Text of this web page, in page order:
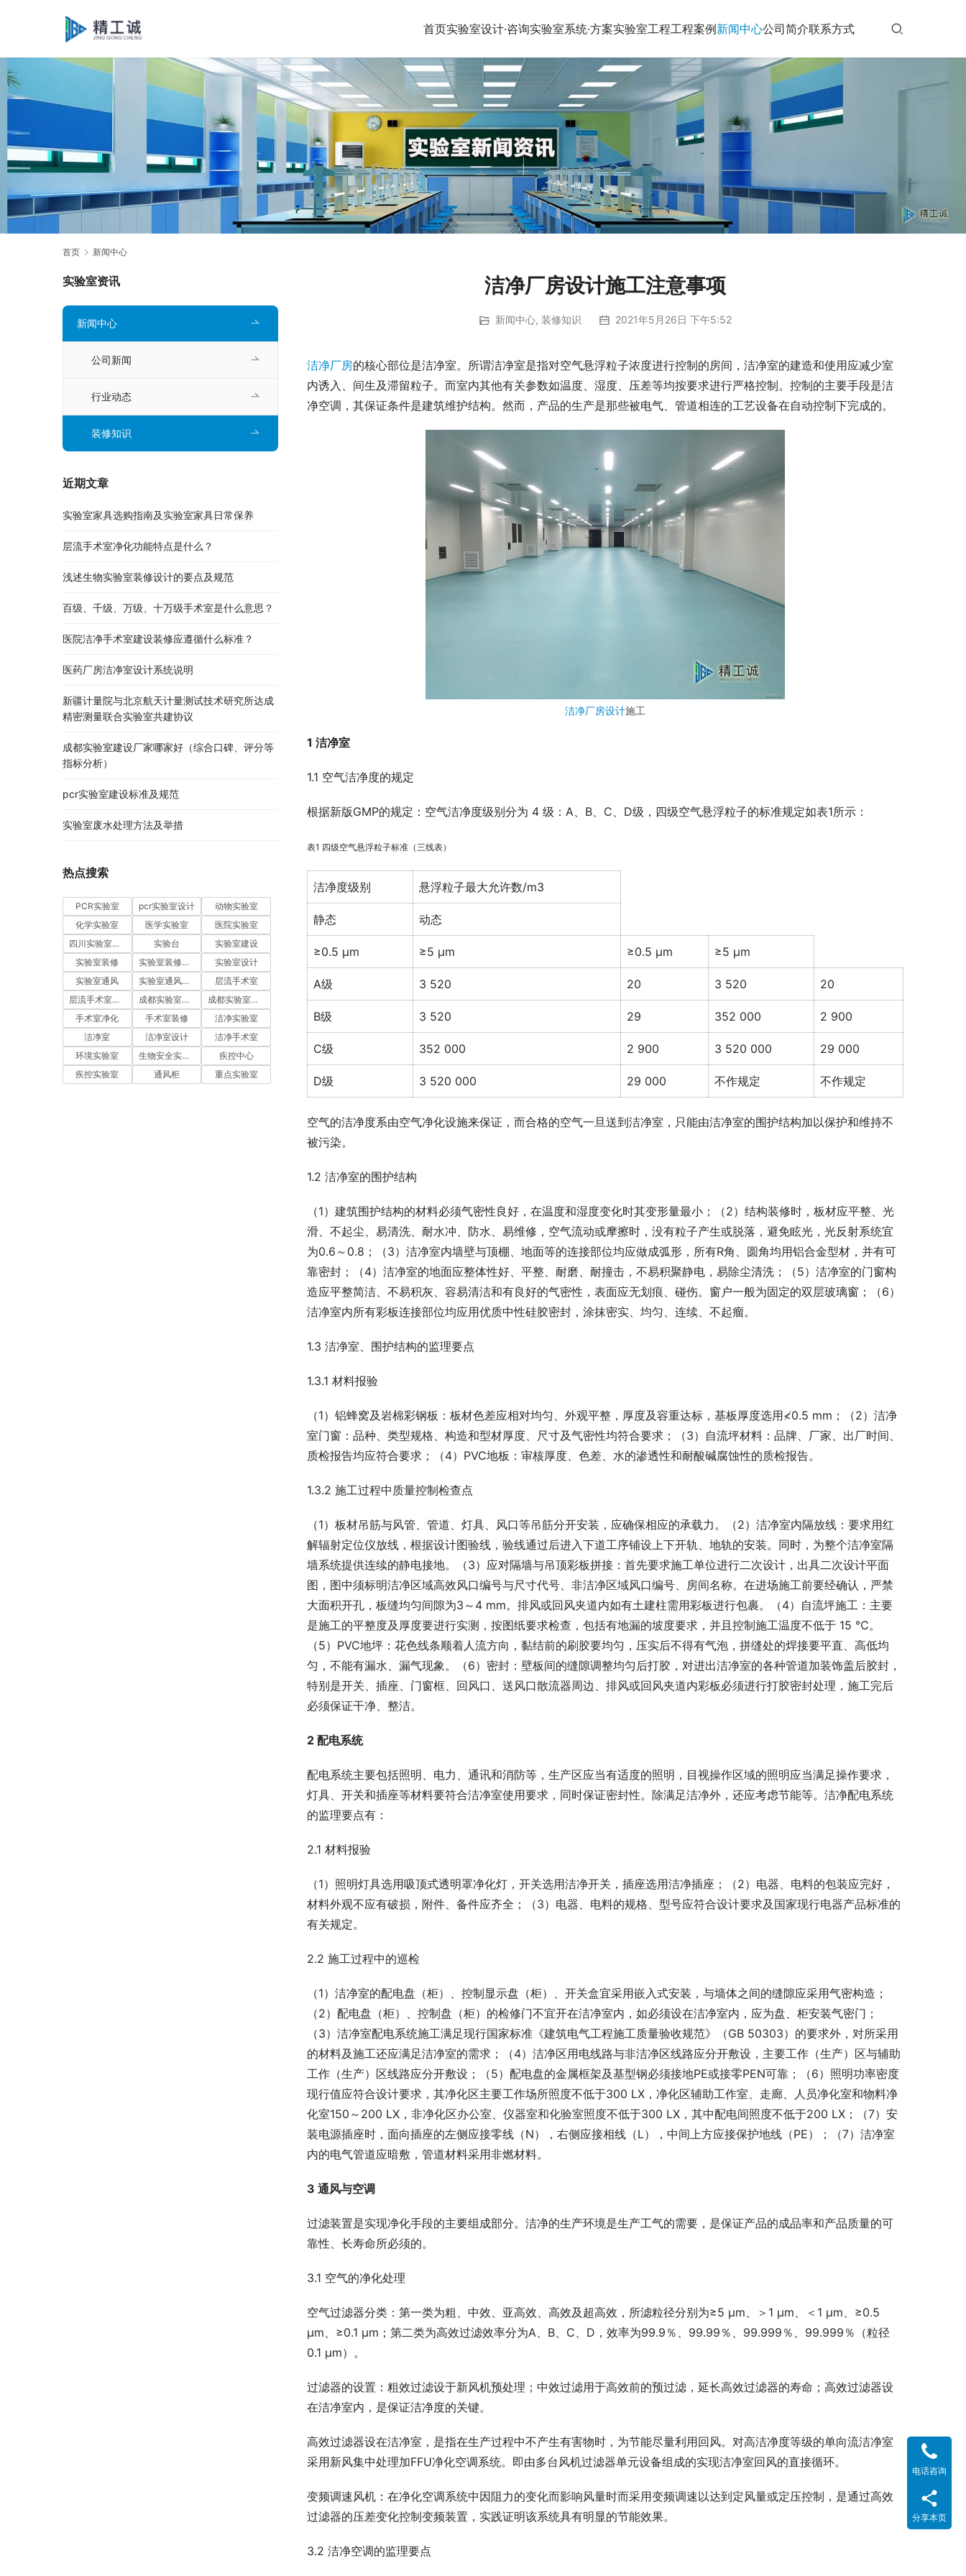
首页实验室设计·咨询实验室系统·方案实验室工程工程案例新闻中心公司简介联系方式
首页 新闻中心
洁净厂房设计施工注意事项
新闻中心, 装修知识 2021年5月26日 下午5:52
洁净厂房的核心部位是洁净室。所谓洁净室是指对空气悬浮粒子浓度进行控制的房间，洁净室的建造和使用应减少室
内诱入、间生及滞留粒子。而室内其他有关参数如温度、湿度、压差等均按要求进行严格控制。控制的主要手段是洁
净空调，其保证条件是建筑维护结构。然而，产品的生产是那些被电气、管道相连的工艺设备在自动控制下完成的。
洁净厂房设计施工
1 洁净室
1.1 空气洁净度的规定
根据新版GMP的规定：空气洁净度级别分为 4 级：A、B、C、D级，四级空气悬浮粒子的标准规定如表1所示：
表1 四级空气悬浮粒子标准（三线表）
洁净度级别 悬浮粒子最大允许数/m3
静态 动态
≥0.5 μm ≥5 μm ≥0.5 μm ≥5 μm
A级 3 520 20 3 520 20
B级 3 520 29 352 000 2 900
C级 352 000 2 900 3 520 000 29 000
D级 3 520 000 29 000 不作规定 不作规定
空气的洁净度系由空气净化设施来保证，而合格的空气一旦送到洁净室，只能由洁净室的围护结构加以保护和维持不
被污染。
1.2 洁净室的围护结构
（1）建筑围护结构的材料必须气密性良好，在温度和湿度变化时其变形量最小；（2）结构装修时，板材应平整、光
滑、不起尘、易清洗、耐水冲、防水、易维修，空气流动或摩擦时，没有粒子产生或脱落，避免眩光，光反射系统宜
为0.6～0.8；（3）洁净室内墙壁与顶棚、地面等的连接部位均应做成弧形，所有R角、圆角均用铝合金型材，并有可
靠密封；（4）洁净室的地面应整体性好、平整、耐磨、耐撞击，不易积聚静电，易除尘清洗；（5）洁净室的门窗构
造应平整简洁、不易积灰、容易清洁和有良好的气密性，表面应无划痕、碰伤。窗户一般为固定的双层玻璃窗；（6）
洁净室内所有彩板连接部位均应用优质中性硅胶密封，涂抹密实、均匀、连续、不起瘤。
1.3 洁净室、围护结构的监理要点
1.3.1 材料报验
（1）铝蜂窝及岩棉彩钢板：板材色差应相对均匀、外观平整，厚度及容重达标，基板厚度选用≮0.5 mm；（2）洁净
室门窗：品种、类型规格、构造和型材厚度、尺寸及气密性均符合要求；（3）自流坪材料：品牌、厂家、出厂时间、
质检报告均应符合要求；（4）PVC地板：审核厚度、色差、水的渗透性和耐酸碱腐蚀性的质检报告。
1.3.2 施工过程中质量控制检查点
（1）板材吊筋与风管、管道、灯具、风口等吊筋分开安装，应确保相应的承载力。（2）洁净室内隔放线：要求用红
解辐射定位仪放线，根据设计图验线，验线通过后进入下道工序铺设上下开轨、地轨的安装。同时，为整个洁净室隔
墙系统提供连续的静电接地。（3）应对隔墙与吊顶彩板拼接：首先要求施工单位进行二次设计，出具二次设计平面
图，图中须标明洁净区域高效风口编号与尺寸代号、非洁净区域风口编号、房间名称。在进场施工前要经确认，严禁
大面积开孔，板缝均匀间隙为3～4 mm。排风或回风夹道内如有土建柱需用彩板进行包裹。（4）自流坪施工：主要
是施工的平整度及厚度要进行实测，按图纸要求检查，包括有地漏的坡度要求，并且控制施工温度不低于 15 ℃。
（5）PVC地坪：花色线条顺着人流方向，黏结前的刷胶要均匀，压实后不得有气泡，拼缝处的焊接要平直、高低均
匀，不能有漏水、漏气现象。（6）密封：壁板间的缝隙调整均匀后打胶，对进出洁净室的各种管道加装饰盖后胶封，
特别是开关、插座、门窗框、回风口、送风口散流器周边、排风或回风夹道内彩板必须进行打胶密封处理，施工完后
必须保证干净、整洁。
2 配电系统
配电系统主要包括照明、电力、通讯和消防等，生产区应当有适度的照明，目视操作区域的照明应当满足操作要求，
灯具、开关和插座等材料要符合洁净室使用要求，同时保证密封性。除满足洁净外，还应考虑节能等。洁净配电系统
的监理要点有：
2.1 材料报验
（1）照明灯具选用吸顶式透明罩净化灯，开关选用洁净开关，插座选用洁净插座；（2）电器、电料的包装应完好，
材料外观不应有破损，附件、备件应齐全；（3）电器、电料的规格、型号应符合设计要求及国家现行电器产品标准的
有关规定。
2.2 施工过程中的巡检
（1）洁净室的配电盘（柜）、控制显示盘（柜）、开关盒宜采用嵌入式安装，与墙体之间的缝隙应采用气密构造；
（2）配电盘（柜）、控制盘（柜）的检修门不宜开在洁净室内，如必须设在洁净室内，应为盘、柜安装气密门；
（3）洁净室配电系统施工满足现行国家标准《建筑电气工程施工质量验收规范》（GB 50303）的要求外，对所采用
的材料及施工还应满足洁净室的需求；（4）洁净区用电线路与非洁净区线路应分开敷设，主要工作（生产）区与辅助
工作（生产）区线路应分开敷设；（5）配电盘的金属框架及基型钢必须接地PE或接零PEN可靠；（6）照明功率密度
现行值应符合设计要求，其净化区主要工作场所照度不低于300 LX，净化区辅助工作室、走廊、人员净化室和物料净
化室150～200 LX，非净化区办公室、仪器室和化验室照度不低于300 LX，其中配电间照度不低于200 LX；（7）安
装电源插座时，面向插座的左侧应接零线（N），右侧应接相线（L），中间上方应接保护地线（PE）；（7）洁净室
内的电气管道应暗敷，管道材料采用非燃材料。
3 通风与空调
过滤装置是实现净化手段的主要组成部分。洁净的生产环境是生产工气的需要，是保证产品的成品率和产品质量的可
靠性、长寿命所必须的。
3.1 空气的净化处理
空气过滤器分类：第一类为粗、中效、亚高效、高效及超高效，所滤粒径分别为≥5 μm、＞1 μm、＜1 μm、≥0.5
μm、≥0.1 μm；第二类为高效过滤效率分为A、B、C、D，效率为99.9％、99.99％、99.999％、99.999％（粒径
0.1 μm）。
过滤器的设置：粗效过滤设于新风机预处理；中效过滤用于高效前的预过滤，延长高效过滤器的寿命；高效过滤器设
在洁净室内，是保证洁净度的关键。
高效过滤器设在洁净室，是指在生产过程中不产生有害物时，为节能尽量利用回风。对高洁净度等级的单向流洁净室
采用新风集中处理加FFU净化空调系统。即由多台风机过滤器单元设备组成的实现洁净室回风的直接循环。
变频调速风机：在净化空调系统中因阻力的变化而影响风量时而采用变频调速以达到定风量或定压控制，是通过高效
过滤器的压差变化控制变频装置，实践证明该系统具有明显的节能效果。
3.2 洁净空调的监理要点
实验室资讯
新闻中心
公司新闻
行业动态
装修知识
近期文章
实验室家具选购指南及实验室家具日常保养
层流手术室净化功能特点是什么？
浅述生物实验室装修设计的要点及规范
百级、千级、万级、十万级手术室是什么意思？
医院洁净手术室建设装修应遵循什么标准？
医药厂房洁净室设计系统说明
新疆计量院与北京航天计量测试技术研究所达成
精密测量联合实验室共建协议
成都实验室建设厂家哪家好（综合口碑、评分等
指标分析）
pcr实验室建设标准及规范
实验室废水处理方法及举措
热点搜索
PCR实验室 pcr实验室设计
动物实验室
化学实验室
医学实验室
医院实验室
四川实验室设计
实验台
实验室建设
实验室装修
实验室装修设计
实验室设计
实验室通风
实验室通风系统
层流手术室
层流手术室净化
成都实验室装修
成都实验室设计
手术室净化
手术室装修
洁净实验室
洁净室
洁净室设计
洁净手术室
环境实验室
生物安全实验室
疾控中心
疾控实验室
通风柜 重点实验室
电话咨询
分享本页